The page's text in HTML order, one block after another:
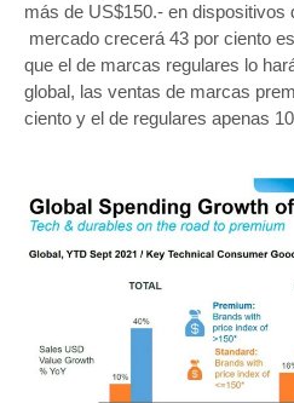
más de US$150.- en
mercado crecerá 43 por ciento
que el de marcas regulares lo
global, las ventas de marcas
ciento y el de regulares apenas